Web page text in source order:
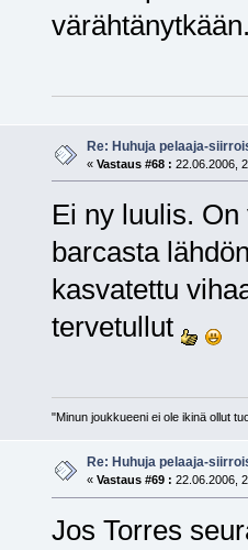
Re: Huhuja pelaaja-
« Vastaus #68 : 22.06.2006,
Ei ny luulis.
barcasta
kasvatettu
tervetullut
"Minun joukkueeni ei ole ikinä ollut
Re: Huhuja pelaaja-
« Vastaus #69 : 22.06.2006,
Jos Torres